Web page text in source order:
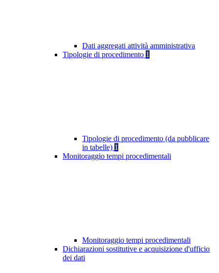
Dati aggregati attività amministrativa
Tipologie di procedimento 1
Tipologie di procedimento (da pubblicare
in tabelle) 1
Monitoraggio tempi procedimentali
Monitoraggio tempi procedimentali
Dichiarazioni sostitutive e acquisizione d'ufficio
dei dati